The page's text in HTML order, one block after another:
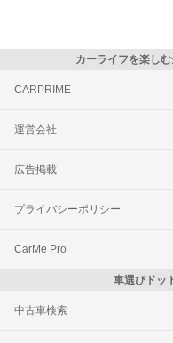
カーライフを楽し
CARPRIME
運営会社
広告掲載
プライバシーポリシー
CarMe Pro
車選びドッ
中古車検索